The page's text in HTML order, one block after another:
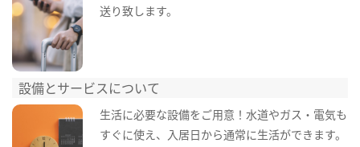
送り致します。
設備とサービスについて
生活に必要な設備をご用意！水道やガス・電気も
すぐに使え、入居日から通常に生活ができます。